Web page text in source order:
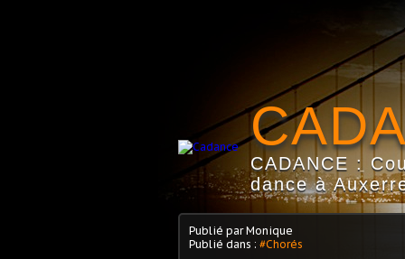
CADANCE :
dance à
Publié par Monique
Publié dans : #Chorés